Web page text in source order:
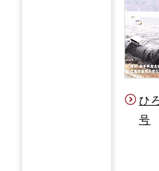
ひ
号